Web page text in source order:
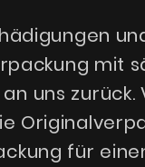
mit
uns
für